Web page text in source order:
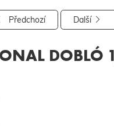
3 znaky.
Předchozí Další